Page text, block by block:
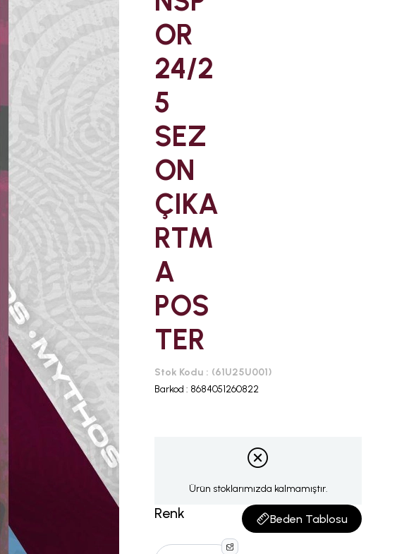
OR
24/2
5
SEZ
ON
ÇIKA
RTM
A
POS
TER
Stok Kodu
(61U25U001)
Barkod : 8684051260822
Ürün stoklarımızda kalmamıştır.
Renk Beden Tablosu